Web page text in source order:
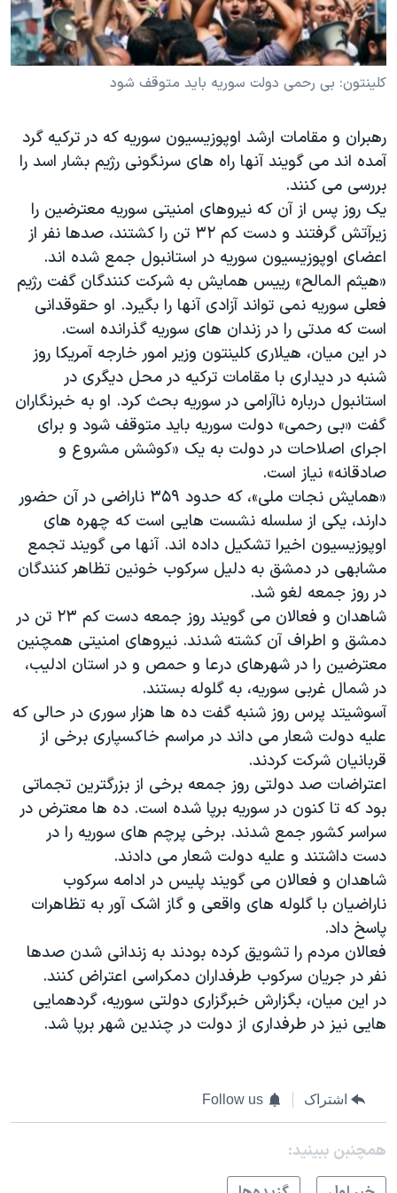
فرهنگ و زندگی
حقوق شهروندی
اقتصادی
اسرائیل در جنگ
گالری عکس
آرشیو پخش زنده
مستندها
انتخابات ریاست جمهوری آمریکا ۲۰۲۴
حمله جمهوری اسلامی به اسرائیل
ورزش زنان در ایران
اعتراضات زن، زندگی، آزادی
مجموعه مستندهای دادخواهی
تریبونال مردمی آبان ۹۸
دادگاه حمید نوری
چهل سال گروگان‌گیری
قانون شفافیت دارائی کادر رهبری ایران
اعتراضات مردمی آبان ۹۸
اسرائیل در جنگ
نرگس محمدی برنده جایزه نوبل صلح
همایش محافظه‌کاران آمریکا «سی‌پک»
صفحه‌های ویژه
سفر پرزیدنت ترامپ به چین
دنبال کنید
زبانهای مختلف
کلینتون: بی رحمی دولت سوریه باید متوقف شود
رهبران و مقامات ارشد اوپوزیسیون سوریه که در ترکیه گرد
آمده اند می گویند آنها راه های سرنگونی رژیم بشار اسد را
بررسی می کنند.
یک روز پس از آن که نیروهای امنیتی سوریه معترضین را
زیرآتش گرفتند و دست کم ۳۲ تن را کشتند، صدها نفر از
اعضای اوپوزیسیون سوریه در استانبول جمع شده اند.
«هیثم المالح» رییس همایش به شرکت کنندگان گفت رژیم
فعلی سوریه نمی تواند آزادی آنها را بگیرد. او حقوقدانی
است که مدتی را در زندان های سوریه گذرانده است.
در این میان، هیلاری کلینتون وزیر امور خارجه آمریکا روز
شنبه در دیداری با مقامات ترکیه در محل دیگری در
استانبول درباره ناآرامی در سوریه بحث کرد. او به خبرنگاران
گفت «بی رحمی» دولت سوریه باید متوقف شود و برای
اجرای اصلاحات در دولت به یک «کوشش مشروع و
صادقانه» نیاز است.
«همایش نجات ملی»، که حدود ۳۵۹ ناراضی در آن حضور
دارند، یکی از سلسله نشست هایی است که چهره های
اوپوزیسیون اخیرا تشکیل داده اند. آنها می گویند تجمع
مشابهی در دمشق به دلیل سرکوب خونین تظاهر کنندگان
در روز جمعه لغو شد.
شاهدان و فعالان می گویند روز جمعه دست کم ۲۳ تن در
دمشق و اطراف آن کشته شدند. نیروهای امنیتی همچنین
معترضین را در شهرهای درعا و حمص و در استان ادلیب،
در شمال غربی سوریه، به گلوله بستند.
آسوشیتد پرس روز شنبه گفت ده ها هزار سوری در حالی که
علیه دولت شعار می داند در مراسم خاکسپاری برخی از
قربانیان شرکت کردند.
اعتراضات صد دولتی روز جمعه برخی از بزرگترین تجماتی
بود که تا کنون در سوریه برپا شده است. ده ها معترض در
سراسر کشور جمع شدند. برخی پرچم های سوریه را در
دست داشتند و علیه دولت شعار می دادند.
شاهدان و فعالان می گویند پلیس در ادامه سرکوب
ناراضیان با گلوله های واقعی و گاز اشک آور به تظاهرات
پاسخ داد.
فعالان مردم را تشویق کرده بودند به زندانی شدن صدها
نفر در جریان سرکوب طرفداران دمکراسی اعتراض کنند.
در این میان، بگزارش خبرگزاری دولتی سوریه، گردهمایی
هایی نیز در طرفداری از دولت در چندین شهر برپا شد.
اشتراک Follow us
همچنبن ببینید: